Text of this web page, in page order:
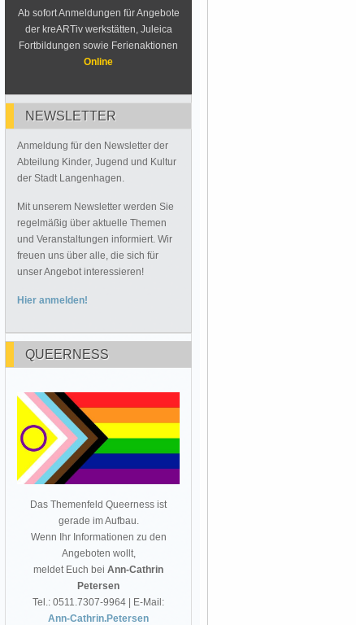
Ab sofort Anmeldungen für Angebote
der kreARTiv werkstätten, Juleica
Fortbildungen sowie Ferienaktionen
Online
NEWSLETTER
Anmeldung für den Newsletter der
Abteilung Kinder, Jugend und Kultur
der Stadt Langenhagen.
Mit unserem Newsletter werden Sie
regelmäßig über aktuelle Themen
und Veranstaltungen informiert. Wir
freuen uns über alle, die sich für
unser Angebot interessieren!
Hier anmelden!
QUEERNESS
Das Themenfeld Queerness ist
gerade im Aufbau.
Wenn Ihr Informationen zu den
Angeboten wollt,
meldet Euch bei Ann-Cathrin
Petersen
Tel.: 0511.7307-9964 | E-Mail:
Ann-Cathrin.Petersen